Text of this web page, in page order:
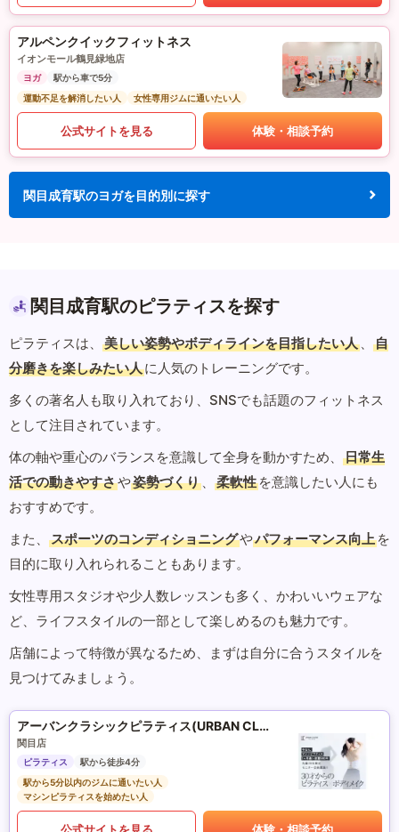
アルペンクイックフィットネス
イオンモール鶴見緑地店
ヨガ
駅から車で5分
運動不足を解消したい人
女性専用ジムに通いたい人
公式サイトを見る 体験・相談予約
関目成育駅のヨガを目的別に探す
関目成育駅のピラティスを探す
ピラティスは、 美しい姿勢やボディラインを目指したい人 、
自
分磨きを楽しみたい人に人気のトレーニングです。
多くの著名人も取り入れており、SNSでも話題のフィットネス
として注目されています。
体の軸や重心のバランスを意識して全身を動かすため、
日常生
活での動きやすさや姿勢づくり 、 柔軟性 を意識したい人にも
おすすめです。
また、
スポーツのコンディショニングやパフォーマンス向上 を
目的に取り入れられることもあります。
女性専用スタジオや少人数レッスンも多く、かわいいウェアな
ど、ライフスタイルの一部として楽しめるのも魅力です。
店舗によって特徴が異なるため、まずは自分に合うスタイルを
見つけてみましょう。
アーバンクラシックピラティス(URBAN CLASSIC PILATES)
関目店
ピラティス
駅から徒歩4分
駅から5分以内のジムに通いたい人
マシンピラティスを始めたい人